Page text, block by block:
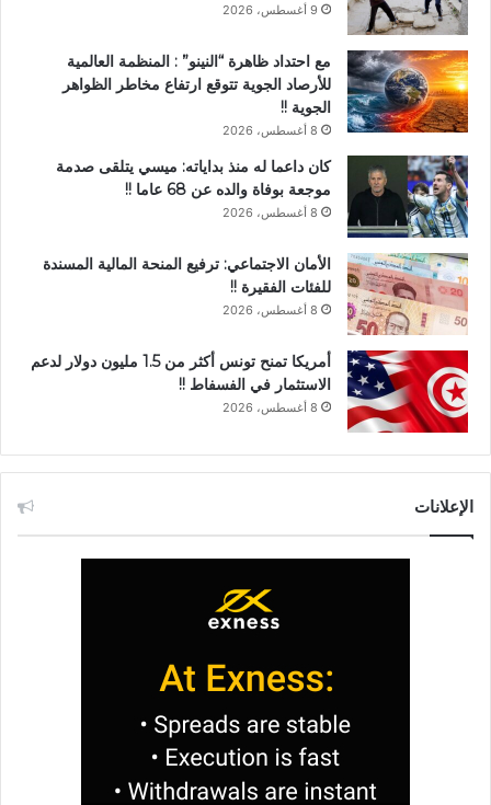
9 أغسطس، 2026
مع احتداد ظاهرة “النينو” : المنظمة العالمية
للأرصاد الجوية تتوقع ارتفاع مخاطر الظواهر
الجوية !!
8 أغسطس، 2026
كان داعما له منذ بداياته: ميسي يتلقى صدمة
موجعة بوفاة والده عن 68 عاما !!
8 أغسطس، 2026
الأمان الاجتماعي: ترفيع المنحة المالية المسندة
للفئات الفقيرة !!
8 أغسطس، 2026
أمريكا تمنح تونس أكثر من 1.5 مليون دولار لدعم
الاستثمار في الفسفاط !!
8 أغسطس، 2026
الإعلانات